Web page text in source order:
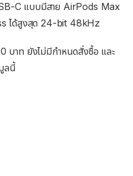
C แบบมีสาย AirPods Max
ได้สูงสุด 24-bit 48kHz
บาท ยังไม่มีกำหนดสั่งซื้อ และ
ลนี้